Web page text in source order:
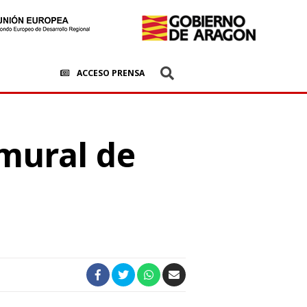
ACCESO PRENSA
de